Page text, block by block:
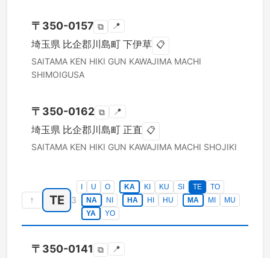
〒 350-0157 ⧉ 📍
埼玉県 比企郡川島町 下伊草 📋
SAITAMA KEN HIKI GUN KAWAJIMA MACHI
SHIMOIGUSA
〒 350-0162 ⧉ 📍
埼玉県 比企郡川島町 正直 📋
SAITAMA KEN HIKI GUN KAWAJIMA MACHI SHOJIKI
↑ TE 3
U O KA KI KU SI TE
TO
NA
NI HA HI HU MA MI
MU
YA
YO
〒 350-0141 ⧉ 📍